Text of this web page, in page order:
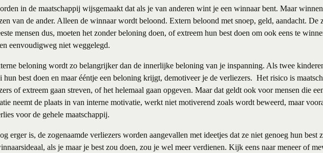
in de maatschappij wijsgemaakt dat als je van anderen wint je een winnaar bent. Maar
van de ander. Alleen de winnaar wordt beloond. Extern beloond met snoep, geld, aandacht. De
mensen dus, moeten het zonder beloning doen, of extreem hun best doen om ook eens te
eenvoudigweg niet weggelegd.
beloning wordt zo belangrijker dan de innerlijke beloning van je inspanning. Als twee
hun best doen en maar ééntje een beloning krijgt, demotiveer je de verliezers. Het risico is
of extreem gaan streven, of het helemaal gaan opgeven. Maar dat geldt ook voor mensen die
neemt de plaats in van interne motivatie, werkt niet motiverend zoals wordt beweerd, maar
voor de gehele maatschappij.
erger is, de zogenaamde verliezers worden aangevallen met ideetjes dat ze niet genoeg hun best
als je maar je best zou doen, zou je wel meer verdienen. Kijk eens naar meneer of